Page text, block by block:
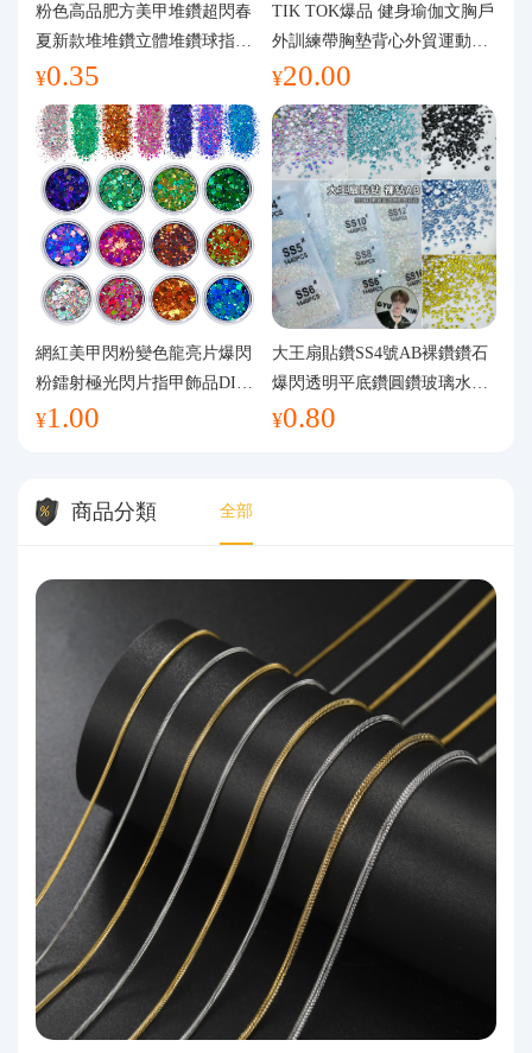
粉色高品肥方美甲堆鑽超閃春
夏新款堆堆鑽立體堆鑽球指甲
裝飾品
¥0.35
TIK TOK爆品 健身瑜伽文胸戶
外訓練帶胸墊背心外貿運動瑜
伽服女
¥20.00
網紅美甲閃粉變色龍亮片爆閃
粉鐳射極光閃片指甲飾品DIY
手工流麻
¥1.00
大王扇貼鑽SS4號AB裸鑽鑽石
爆閃透明平底鑽圓鑽玻璃水鑽
美甲鑽飾
¥0.80
商品分類 全部